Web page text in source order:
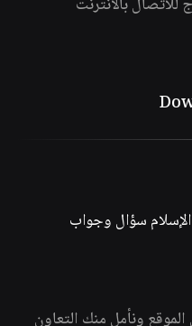
بالانترنت
الإسلام سؤال وجواب
الموقع ونأمل منك التعاون